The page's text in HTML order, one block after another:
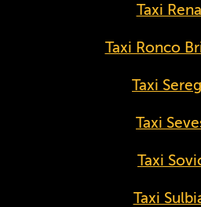
Taxi
Taxi Ronco
Taxi
Taxi
Taxi
Taxi